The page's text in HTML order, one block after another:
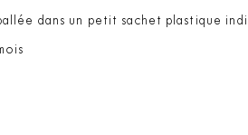
dans un petit sachet plastique